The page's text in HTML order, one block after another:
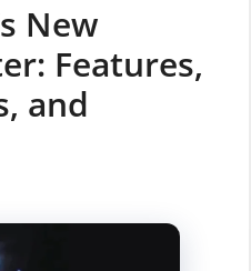
New
Features,
and